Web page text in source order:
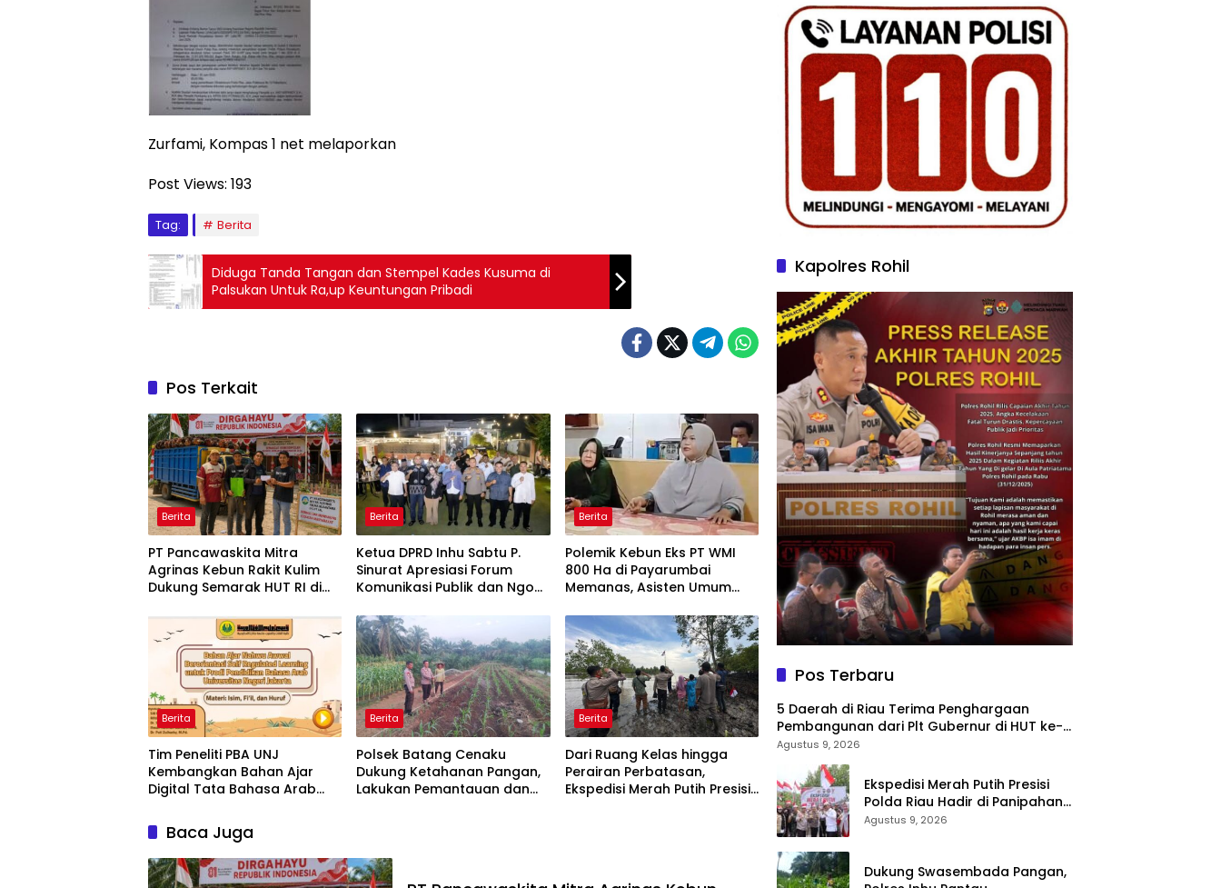
Zurfami, Kompas 1 net melaporkan
Post Views: 193
Tag: Berita
Diduga Tanda Tangan dan Stempel Kades Kusuma di
Palsukan Untuk Ra,up Keuntungan Pribadi
Pos Terkait
Berita
‎PT Pancawaskita Mitra
Agrinas Kebun Rakit Kulim
Dukung Semarak HUT RI di
Berita
Ketua DPRD Inhu Sabtu P.
Sinurat Apresiasi Forum
Komunikasi Publik dan Ngopi
Berita
Polemik Kebun Eks PT WMI
800 Ha di Payarumbai
Memanas, Asisten Umum
Tantang Presiden Prabowo
Berita
Tim Peneliti PBA UNJ
Kembangkan Bahan Ajar
Digital Tata Bahasa Arab
Interaktif untuk Mahasiswa
Pemula
Berita
Polsek Batang Cenaku
Dukung Ketahanan Pangan,
Lakukan Pemantauan dan
Berita
Dari Ruang Kelas hingga
Perairan Perbatasan,
Ekspedisi Merah Putih Presisi
Baca Juga
Kapolres Rohil
Pos Terbaru
5 Daerah di Riau Terima Penghargaan
Pembangunan dari Plt Gubernur di HUT ke-
69 Riau
Agustus 9, 2026
Ekspedisi Merah Putih Presisi
Polda Riau Hadir di Panipahan,
Salurkan Bantuan dan Layanan
Agustus 9, 2026
Dukung Swasembada Pangan,